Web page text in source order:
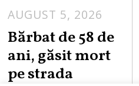
AUGUST 5, 2026
Bărbat de 58 de
ani, găsit mort
pe strada